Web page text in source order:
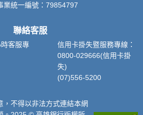
業統一編號：79854797
聯絡客服
客服專
信用卡掛失暨服務專線：
0800-029666(信用卡掛
失)
(07)556-5200
，不得以非法方式連結本網